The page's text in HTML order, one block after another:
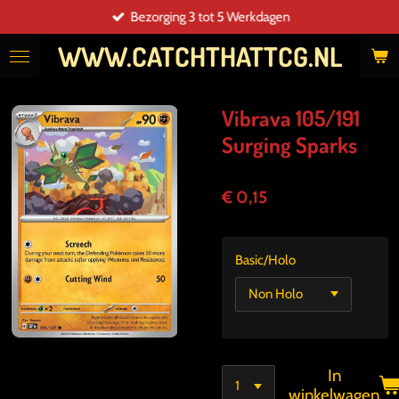
direct
naar
WWW.CATCHTHATTCG.NL
Bezorging 3 tot 5 Werkdagen
Vibrava 105/191
Surging Sparks
€ 0,15
Basic/Holo
In